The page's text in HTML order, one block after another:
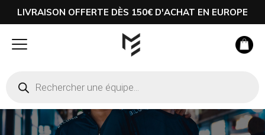
LIVRAISON OFFERTE DÈS 150€ D'ACHAT EN EUROPE